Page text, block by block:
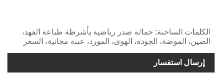
الكلمات الساخنة: حمالة صدر رياضية بأشرطة طباعة الفهد،
الصين، الموضة، الجودة، الهوى، المورد، عينة مجانية، السعر
إرسال استفسار